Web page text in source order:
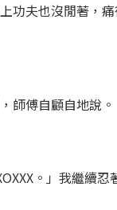
功夫也沒閒著，
師傅自顧自地說。
。」我繼續忍